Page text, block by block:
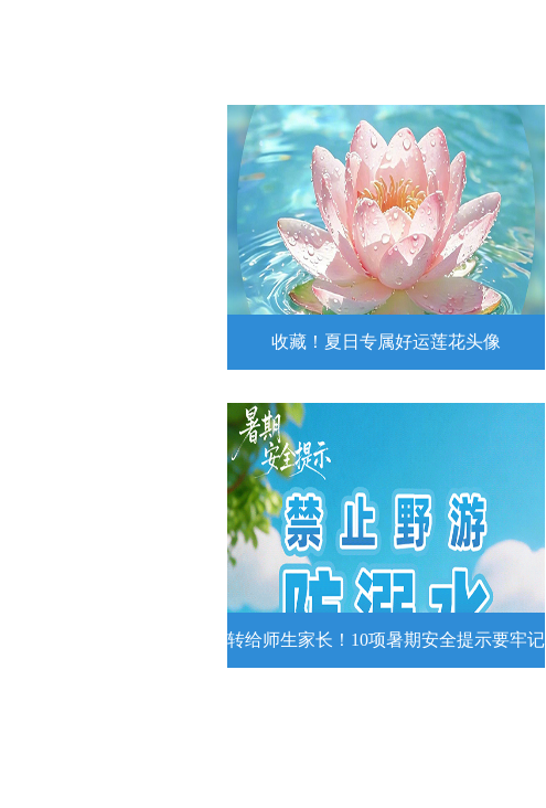
收藏！夏日专属好运莲花头像
收藏！夏日专属好运莲花头像
夏日专属好运莲花头像！
详情
转给师生家长！10项暑期安全提示要牢记